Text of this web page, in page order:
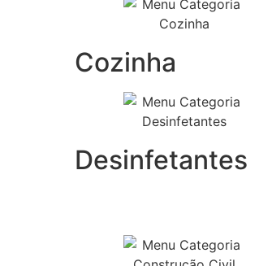
Cozinha
Desinfetantes